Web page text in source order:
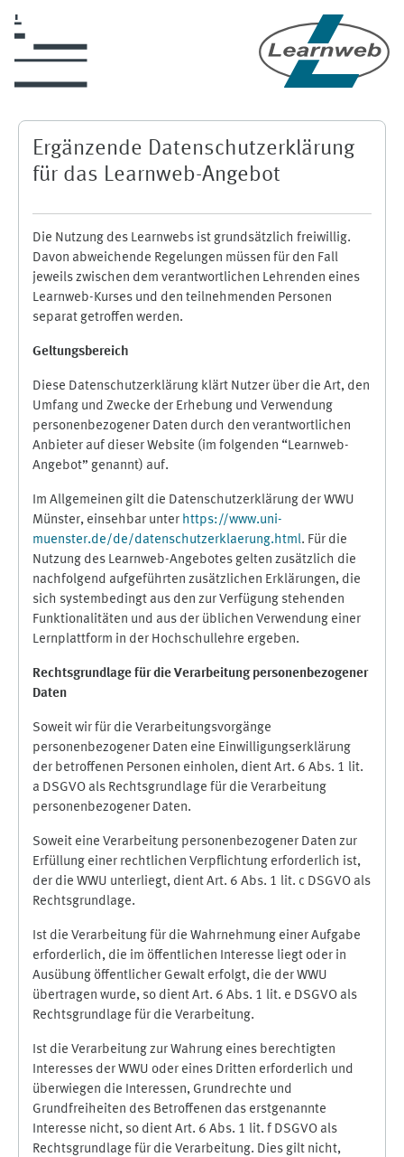
Ergänzende Datenschutzerklärung
für das Learnweb-Angebot
Die Nutzung des Learnwebs ist grundsätzlich freiwillig.
Davon abweichende Regelungen müssen für den Fall
jeweils zwischen dem verantwortlichen Lehrenden eines
Learnweb-Kurses und den teilnehmenden Personen
separat getroffen werden.
Geltungsbereich
Diese Datenschutzerklärung klärt Nutzer über die Art, den
Umfang und Zwecke der Erhebung und Verwendung
personenbezogener Daten durch den verantwortlichen
Anbieter auf dieser Website (im folgenden “Learnweb-
Angebot” genannt) auf.
Im Allgemeinen gilt die Datenschutzerklärung der WWU
Münster, einsehbar unter https://www.uni-
muenster.de/de/datenschutzerklaerung.html. Für die
Nutzung des Learnweb-Angebotes gelten zusätzlich die
nachfolgend aufgeführten zusätzlichen Erklärungen, die
sich systembedingt aus den zur Verfügung stehenden
Funktionalitäten und aus der üblichen Verwendung einer
Lernplattform in der Hochschullehre ergeben.
Rechtsgrundlage für die Verarbeitung personenbezogener
Daten
Soweit wir für die Verarbeitungsvorgänge
personenbezogener Daten eine Einwilligungserklärung
der betroffenen Personen einholen, dient Art. 6 Abs. 1 lit.
a DSGVO als Rechtsgrundlage für die Verarbeitung
personenbezogener Daten.
Soweit eine Verarbeitung personenbezogener Daten zur
Erfüllung einer rechtlichen Verpflichtung erforderlich ist,
der die WWU unterliegt, dient Art. 6 Abs. 1 lit. c DSGVO als
Rechtsgrundlage.
Ist die Verarbeitung für die Wahrnehmung einer Aufgabe
erforderlich, die im öffentlichen Interesse liegt oder in
Ausübung öffentlicher Gewalt erfolgt, die der WWU
übertragen wurde, so dient Art. 6 Abs. 1 lit. e DSGVO als
Rechtsgrundlage für die Verarbeitung.
Ist die Verarbeitung zur Wahrung eines berechtigten
Interesses der WWU oder eines Dritten erforderlich und
überwiegen die Interessen, Grundrechte und
Grundfreiheiten des Betroffenen das erstgenannte
Interesse nicht, so dient Art. 6 Abs. 1 lit. f DSGVO als
Rechtsgrundlage für die Verarbeitung. Dies gilt nicht,